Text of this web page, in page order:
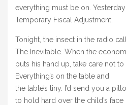
everything must be on.
Temporary Fiscal Adjustment.
Tonight, the insect in the radio
The Inevitable. When the
puts his hand up, take care not to
Everything’s on the table and
the table’s tiny. I’d send you a
to hold hard over the child’s face